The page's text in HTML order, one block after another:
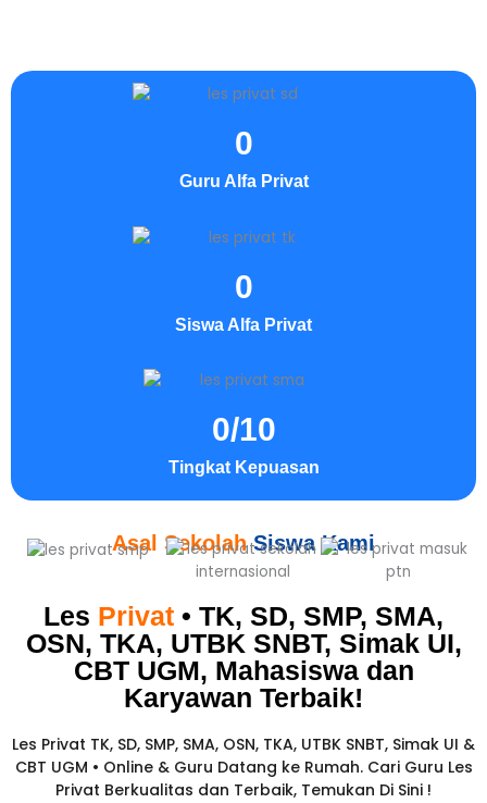
Guru Alfa Privat
0
Siswa Alfa Privat
0
Tingkat Kepuasan
0/10
Asal Sekolah Siswa Kami
Les Privat • TK, SD, SMP, SMA,
OSN, TKA, UTBK SNBT, Simak UI,
CBT UGM, Mahasiswa dan
Karyawan Terbaik!​
Les Privat TK, SD, SMP, SMA, OSN, TKA, UTBK SNBT, Simak UI &
CBT UGM • Online & Guru Datang ke Rumah. Cari Guru Les
Privat Berkualitas dan Terbaik, Temukan Di Sini !